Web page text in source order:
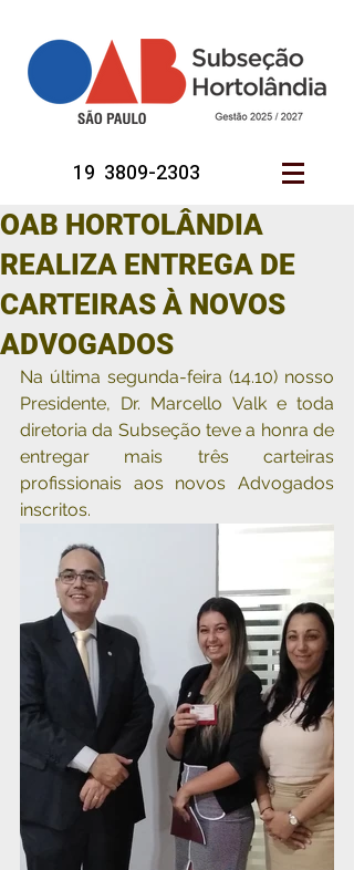
19 3809-2303
OAB HORTOLÂNDIA
REALIZA ENTREGA DE
CARTEIRAS À NOVOS
ADVOGADOS
Na última segunda-feira (14.10) nosso
Presidente, Dr. Marcello Valk e toda
diretoria da Subseção teve a honra de
entregar mais três carteiras
profissionais aos novos Advogados
inscritos.